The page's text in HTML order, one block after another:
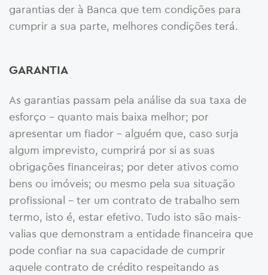
garantias der à Banca que tem condições para
cumprir a sua parte, melhores condições terá.
GARANTIA
As garantias passam pela análise da sua taxa de
esforço – quanto mais baixa melhor; por
apresentar um fiador – alguém que, caso surja
algum imprevisto, cumprirá por si as suas
obrigações financeiras; por deter ativos como
bens ou imóveis; ou mesmo pela sua situação
profissional – ter um contrato de trabalho sem
termo, isto é, estar efetivo. Tudo isto são mais-
valias que demonstram a entidade financeira que
pode confiar na sua capacidade de cumprir
aquele contrato de crédito respeitando as